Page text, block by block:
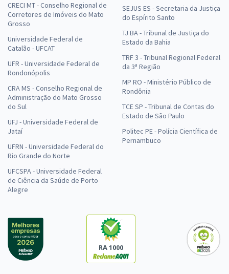
CRECI MT - Conselho Regional de
Corretores de Imóveis do Mato
Grosso
Universidade Federal de
Catalão - UFCAT
UFR - Universidade Federal de
Rondonópolis
CRA MS - Conselho Regional de
Administração do Mato Grosso
do Sul
UFJ - Universidade Federal de
Jataí
UFRN - Universidade Federal do
Rio Grande do Norte
UFCSPA - Universidade Federal
de Ciência da Saúde de Porto
Alegre
SEJUS ES - Secretaria da Justiça
do Espírito Santo
TJ BA - Tribunal de Justiça do
Estado da Bahia
TRF 3 - Tribunal Regional Federal
da 3ª Região
MP RO - Ministério Público de
Rondônia
TCE SP - Tribunal de Contas do
Estado de São Paulo
Politec PE - Polícia Científica de
Pernambuco
RA 1000